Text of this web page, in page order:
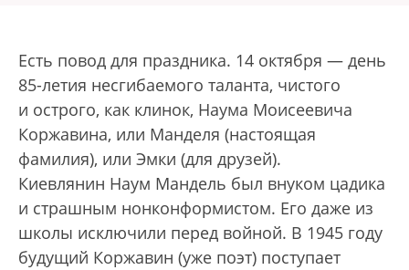
Есть повод для праздника. 14 октября — день
85-летия несгибаемого таланта, чистого
и острого, как клинок, Наума Моисеевича
Коржавина, или Манделя (настоящая
фамилия), или Эмки (для друзей).
Киевлянин Наум Мандель был внуком цадика
и страшным нонконформистом. Его даже из
школы исключили перед войной. В 1945 году
будущий Коржавин (уже поэт) поступает